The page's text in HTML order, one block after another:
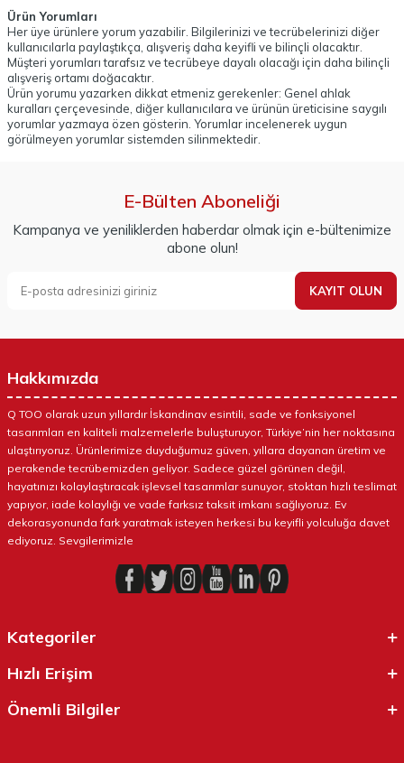
Ürün Yorumları
Her üye ürünlere yorum yazabilir. Bilgilerinizi ve tecrübelerinizi diğer
kullanıcılarla paylaştıkça, alışveriş daha keyifli ve bilinçli olacaktır.
Müşteri yorumları tarafsız ve tecrübeye dayalı olacağı için daha bilinçli
alışveriş ortamı doğacaktır.
Ürün yorumu yazarken dikkat etmeniz gerekenler: Genel ahlak
kuralları çerçevesinde, diğer kullanıcılara ve ürünün üreticisine saygılı
yorumlar yazmaya özen gösterin. Yorumlar incelenerek uygun
görülmeyen yorumlar sistemden silinmektedir.
E-Bülten Aboneliği
Kampanya ve yeniliklerden haberdar olmak için e-bültenimize
abone olun!
KAYIT OLUN
Hakkımızda
Q TOO olarak uzun yıllardır İskandinav esintili, sade ve fonksiyonel
tasarımları en kaliteli malzemelerle buluşturuyor, Türkiye’nin her noktasına
ulaştırıyoruz. Ürünlerimize duyduğumuz güven, yıllara dayanan üretim ve
perakende tecrübemizden geliyor. Sadece güzel görünen değil,
hayatınızı kolaylaştıracak işlevsel tasarımlar sunuyor, stoktan hızlı teslimat
yapıyor, iade kolaylığı ve vade farksız taksit imkanı sağlıyoruz. Ev
dekorasyonunda fark yaratmak isteyen herkesi bu keyifli yolculuğa davet
ediyoruz. Sevgilerimizle
Kategoriler
Hızlı Erişim
Önemli Bilgiler